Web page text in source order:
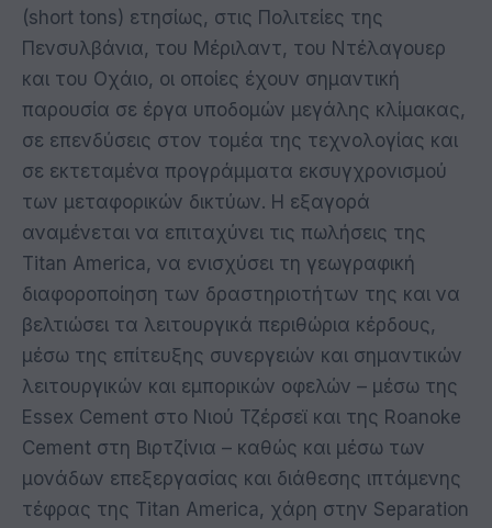
(short tons) ετησίως, στις Πολιτείες της
Πενσυλβάνια, του Μέριλαντ, του Ντέλαγουερ
και του Οχάιο, οι οποίες έχουν σημαντική
παρουσία σε έργα υποδομών μεγάλης κλίμακας,
σε επενδύσεις στον τομέα της τεχνολογίας και
σε εκτεταμένα προγράμματα εκσυγχρονισμού
των μεταφορικών δικτύων. Η εξαγορά
αναμένεται να επιταχύνει τις πωλήσεις της
Titan America, να ενισχύσει τη γεωγραφική
διαφοροποίηση των δραστηριοτήτων της και να
βελτιώσει τα λειτουργικά περιθώρια κέρδους,
μέσω της επίτευξης συνεργειών και σημαντικών
λειτουργικών και εμπορικών οφελών – μέσω της
Essex Cement στο Νιού Τζέρσεϊ και της Roanoke
Cement στη Βιρτζίνια – καθώς και μέσω των
μονάδων επεξεργασίας και διάθεσης ιπτάμενης
τέφρας της Titan America, χάρη στην Separation